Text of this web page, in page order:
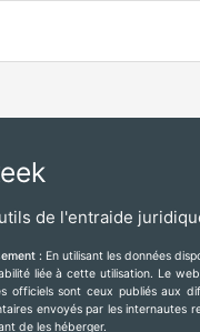
de l'entraide
: En utilisant les données
liée à cette utilisation. Le
officiels sont ceux publiés aux
envoyés par les internautes
de les héberger.